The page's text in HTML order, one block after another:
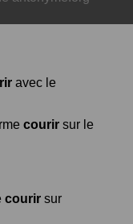
avec le
courir sur le
courir sur